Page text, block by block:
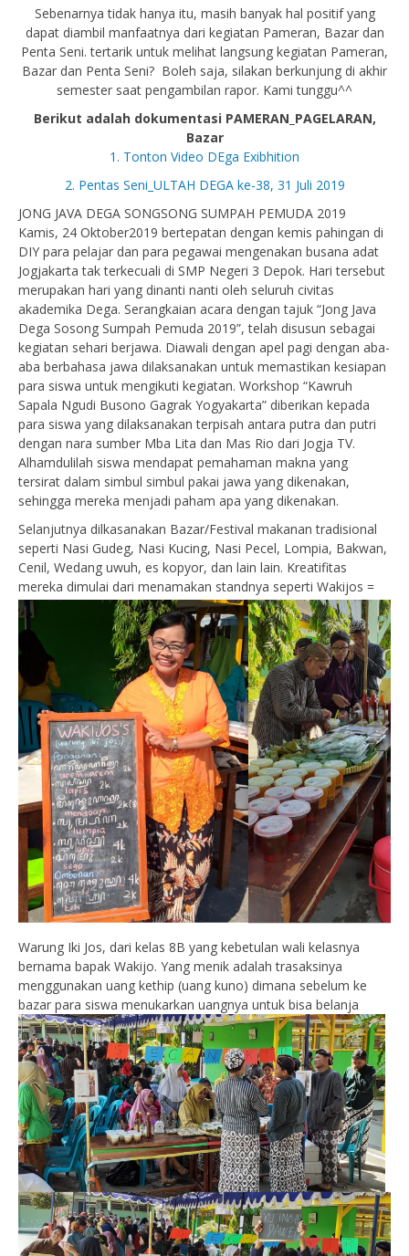
Sebenarnya tidak hanya itu, masih banyak hal positif yang
dapat diambil manfaatnya dari kegiatan Pameran, Bazar dan
Penta Seni. tertarik untuk melihat langsung kegiatan Pameran,
Bazar dan Penta Seni? Boleh saja, silakan berkunjung di akhir
semester saat pengambilan rapor. Kami tunggu^^
Berikut adalah dokumentasi PAMERAN_PAGELARAN,
Bazar
1. Tonton Video DEga Exibhition
2. Pentas Seni_ULTAH DEGA ke-38, 31 Juli 2019
JONG JAVA DEGA SONGSONG SUMPAH PEMUDA 2019
Kamis, 24 Oktober2019 bertepatan dengan kemis pahingan di
DIY para pelajar dan para pegawai mengenakan busana adat
Jogjakarta tak terkecuali di SMP Negeri 3 Depok. Hari tersebut
merupakan hari yang dinanti nanti oleh seluruh civitas
akademika Dega. Serangkaian acara dengan tajuk “Jong Java
Dega Sosong Sumpah Pemuda 2019”, telah disusun sebagai
kegiatan sehari berjawa. Diawali dengan apel pagi dengan aba-
aba berbahasa jawa dilaksanakan untuk memastikan kesiapan
para siswa untuk mengikuti kegiatan. Workshop “Kawruh
Sapala Ngudi Busono Gagrak Yogyakarta” diberikan kepada
para siswa yang dilaksanakan terpisah antara putra dan putri
dengan nara sumber Mba Lita dan Mas Rio dari Jogja TV.
Alhamdulilah siswa mendapat pemahaman makna yang
tersirat dalam simbul simbul pakai jawa yang dikenakan,
sehingga mereka menjadi paham apa yang dikenakan.
Selanjutnya dilkasanakan Bazar/Festival makanan tradisional
seperti Nasi Gudeg, Nasi Kucing, Nasi Pecel, Lompia, Bakwan,
Cenil, Wedang uwuh, es kopyor, dan lain lain. Kreatifitas
mereka dimulai dari menamakan standnya seperti Wakijos =
Warung Iki Jos, dari kelas 8B yang kebetulan wali kelasnya
bernama bapak Wakijo. Yang menik adalah trasaksinya
menggunakan uang kethip (uang kuno) dimana sebelum ke
bazar para siswa menukarkan uangnya untuk bisa belanja